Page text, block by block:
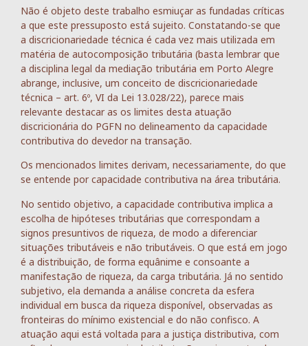
Não é objeto deste trabalho esmiuçar as fundadas críticas
a que este pressuposto está sujeito. Constatando-se que
a discricionariedade técnica é cada vez mais utilizada em
matéria de autocomposição tributária (basta lembrar que
a disciplina legal da mediação tributária em Porto Alegre
abrange, inclusive, um conceito de discricionariedade
técnica – art. 6º, VI da Lei 13.028/22), parece mais
relevante destacar as os limites desta atuação
discricionária do PGFN no delineamento da capacidade
contributiva do devedor na transação.
Os mencionados limites derivam, necessariamente, do que
se entende por capacidade contributiva na área tributária.
No sentido objetivo, a capacidade contributiva implica a
escolha de hipóteses tributárias que correspondam a
signos presuntivos de riqueza, de modo a diferenciar
situações tributáveis e não tributáveis. O que está em jogo
é a distribuição, de forma equânime e consoante a
manifestação de riqueza, da carga tributária. Já no sentido
subjetivo, ela demanda a análise concreta da esfera
individual em busca da riqueza disponível, observadas as
fronteiras do mínimo existencial e do não confisco. A
atuação aqui está voltada para a justiça distributiva, com